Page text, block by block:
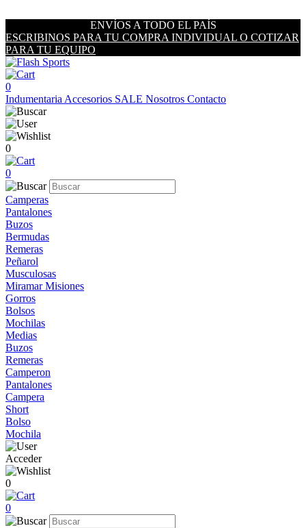
ENVÍOS A TODO EL PAÍS
ESCRIBINOS PARA TU COMPRA INDIVIDUAL O COTIZAR
PARA TU EQUIPO
0
Indumentaria Accesorios SALE Nosotros Contacto
0
0
Camperas
Pantalones
Buzos
Bermudas
Remeras
Peñarol
Musculosas
Miramar Misiones
Gorros
Bolsos
Mochilas
Medias
Buzos
Remeras
Camperon
Pantalones
Campera
Short
Bolso
Mochila
Acceder
0
0